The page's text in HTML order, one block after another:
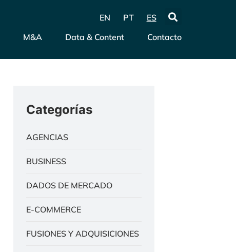
EN PT
ES
M&A Data & Content Contacto
Categorías
AGENCIAS
BUSINESS
DADOS DE MERCADO
E-COMMERCE
FUSIONES Y ADQUISICIONES